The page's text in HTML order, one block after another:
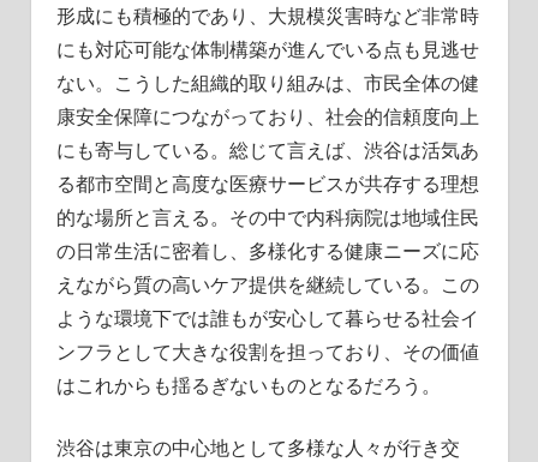
形成にも積極的であり、大規模災害時など非常時
にも対応可能な体制構築が進んでいる点も見逃せ
ない。こうした組織的取り組みは、市民全体の健
康安全保障につながっており、社会的信頼度向上
にも寄与している。総じて言えば、渋谷は活気あ
る都市空間と高度な医療サービスが共存する理想
的な場所と言える。その中で内科病院は地域住民
の日常生活に密着し、多様化する健康ニーズに応
えながら質の高いケア提供を継続している。この
ような環境下では誰もが安心して暮らせる社会イ
ンフラとして大きな役割を担っており、その価値
はこれからも揺るぎないものとなるだろう。
渋谷は東京の中心地として多様な人々が行き交